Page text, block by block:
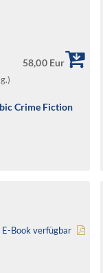
58,00 Eur
Crime Fiction
E-Book verfügbar